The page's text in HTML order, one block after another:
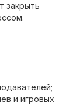
закрыть
и игровых